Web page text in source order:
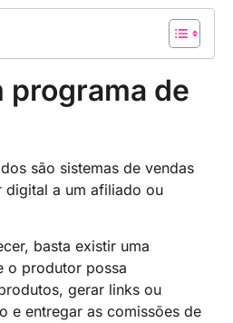
programa de
são sistemas de vendas
digital a um afiliado ou
basta existir uma
o produtor possa
gerar links ou
e entregar as comissões de